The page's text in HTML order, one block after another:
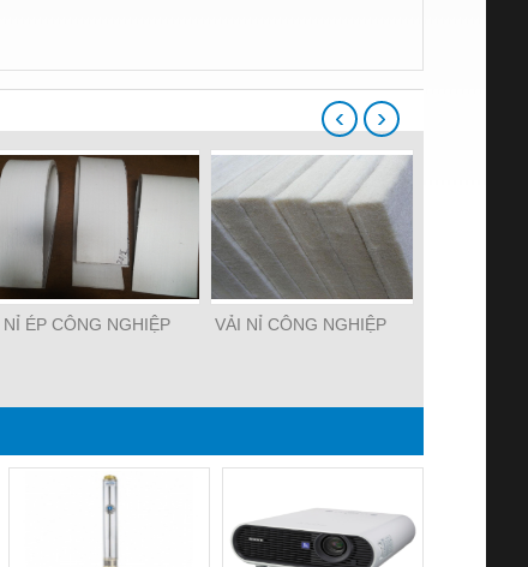
NỈ ÉP CÔNG NGHIỆP VẢI NỈ CÔNG NGHIỆP
‹ ›